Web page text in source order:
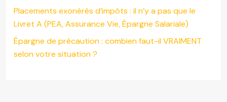
Placements exonérés d’impôts : il n’y a pas que le
Livret A (PEA, Assurance Vie, Épargne Salariale)
Épargne de précaution : combien faut-il VRAIMENT
selon votre situation ?